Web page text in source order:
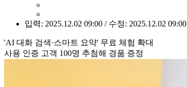
입력: 2025.12.02 09:00 / 수정: 2025.12.02 09:00
'AI 대화 검색·스마트 요약' 무료 체험 확대
사용 인증 고객 100명 추첨해 경품 증정